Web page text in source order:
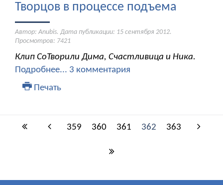
Творцов в процессе подъема
Автор: Anubis. Дата публикации: 15 сентября 2012.
Просмотров: 7421
Клип СоТворили Дима, Счастливица и Ника.
Подробнее... 3 комментария
Печать
359 360 361 362 363